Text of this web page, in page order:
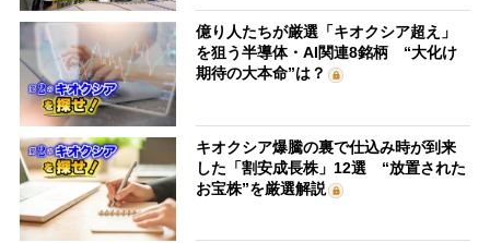
億り人たちが厳選「キオクシア超え」
を狙う半導体・AI関連8銘柄 “大化け
期待の大本命”は？
キオクシア爆騰の裏で仕込み時が到来
した「割安成長株」12選 “放置された
お宝株”を厳選解説